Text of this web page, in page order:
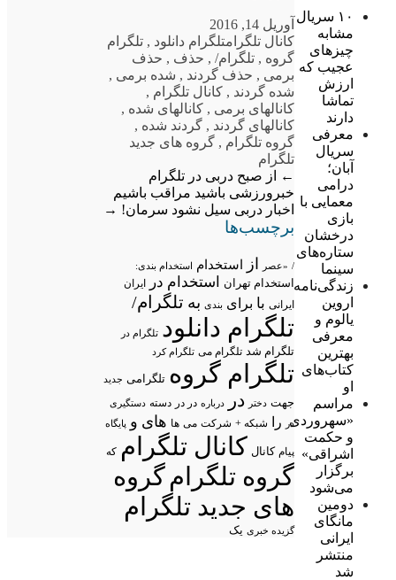
۱۰ سریال
مشابه
چیزهای
عجیب که
ارزش
تماشا
دارند
معرفی
سریال
آبان؛
درامی
معمایی با
بازی
درخشان
ستاره‌های
سینما
زندگی‌نامه
اروین
یالوم و
معرفی
بهترین
کتاب‌های
او
مراسم
«سهروردی
و حکمت
اشراقی»
برگزار
می‌شود
دومین
مانگای
ایرانی
منتشر
شد
آوریل 14, 2016
کانال تلگرامتلگرام دانلود , تلگرام
گروه , تلگرام/, حذف , حذف
برمی , حذف گردند , شده برمی ,
شده گردند , کانال تلگرام ,
کانالهای برمی , کانالهای شده ,
کانالهای گردند , گردند شده ,
گروه تلگرام , گروه های جدید
تلگرام
←
از صبح دربی در تلگرام
خبرورزشی باشید مراقب باشیم
اخبار دربی سیل نشود سرمان! →
برچسب‌ها
/ «عصر از استخدام استخدام بندی:
استخدام تهران استخدام در ایران
ایرانی با برای بندی به تلگرام/
تلگرام دانلود تلگرام در
تلگرام شد تلگرام می تلگرام کرد
تلگرام گروه تلگرامی جدید
جهت دختر در درباره در در دسته دستگیری
در
را شبکه + شرکت می ها های و پایگاه
پیام کانال کانال تلگرام که
گروه تلگرامگروه
های جدید تلگرام
گزیده خبری یک